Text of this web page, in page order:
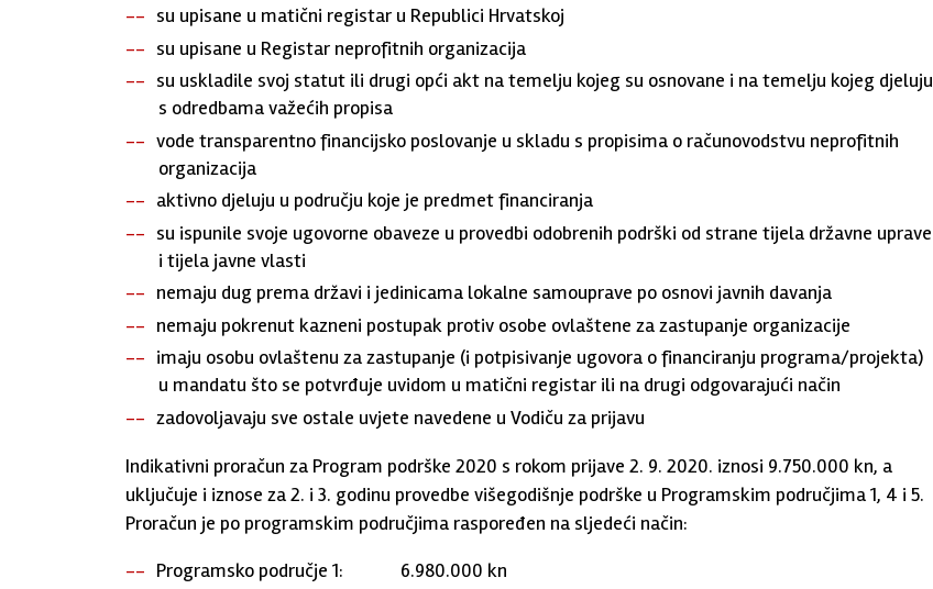
su upisane u matični registar u Republici Hrvatskoj
su upisane u Registar neprofitnih organizacija
su uskladile svoj statut ili drugi opći akt na temelju kojeg su osnovane i na temelju kojeg djeluju
s odredbama važećih propisa
vode transparentno financijsko poslovanje u skladu s propisima o računovodstvu neprofitnih
organizacija
aktivno djeluju u području koje je predmet financiranja
su ispunile svoje ugovorne obaveze u provedbi odobrenih podrški od strane tijela državne uprave
i tijela javne vlasti
nemaju dug prema državi i jedinicama lokalne samouprave po osnovi javnih davanja
nemaju pokrenut kazneni postupak protiv osobe ovlaštene za zastupanje organizacije
imaju osobu ovlaštenu za zastupanje (i potpisivanje ugovora o financiranju programa/projekta)
u mandatu što se potvrđuje uvidom u matični registar ili na drugi odgovarajući način
zadovoljavaju sve ostale uvjete navedene u Vodiču za prijavu
Indikativni proračun za Program podrške 2020 s rokom prijave 2. 9. 2020. iznosi 9.750.000 kn, a
uključuje i iznose za 2. i 3. godinu provedbe višegodišnje podrške u Programskim područjima 1, 4 i 5.
Proračun je po programskim područjima raspoređen na sljedeći način:
Programsko područje 1: 6.980.000 kn